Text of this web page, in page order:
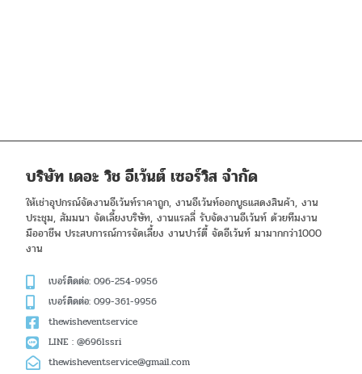
บริษัท เดอะ วิช อีเว้นต์ เซอร์วิส จำกัด
ให้เช่าอุปกรณ์จัดงานอีเว้นท์ราคาถูก, งานอีเว้นท์ออกบูธแสดงสินค้า, งาน
ประชุม, สัมมนา จัดเลี้ยงบริษัท, งานแรลลี่ รับจัดงานอีเว้นท์ ด้วยทีมงาน
มืออาชีพ ประสบการณ์การจัดเลี้ยง งานปาร์ตี้ จัดอีเว้นท์ มามากกว่า1000
งาน
เบอร์ติดต่อ: 096-254-9956
เบอร์ติดต่อ: 099-361-9956
thewisheventservice
LINE : @696lssri
thewisheventservice@gmail.com